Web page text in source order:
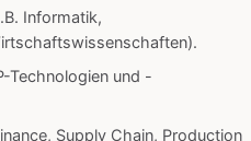
Informatik,
Technologien und -
Supply Chain, Production